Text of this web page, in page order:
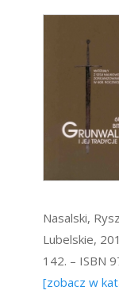
Nasalski,
Lubelskie,
142. – ISBN
[zobacz w